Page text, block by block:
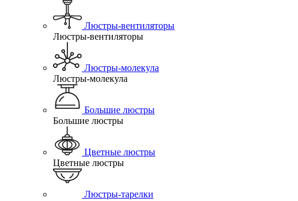
Люстры-вентиляторы
Люстры-вентиляторы
Люстры-молекула
Люстры-молекула
Большие люстры
Большие люстры
Цветные люстры
Цветные люстры
Люстры-тарелки